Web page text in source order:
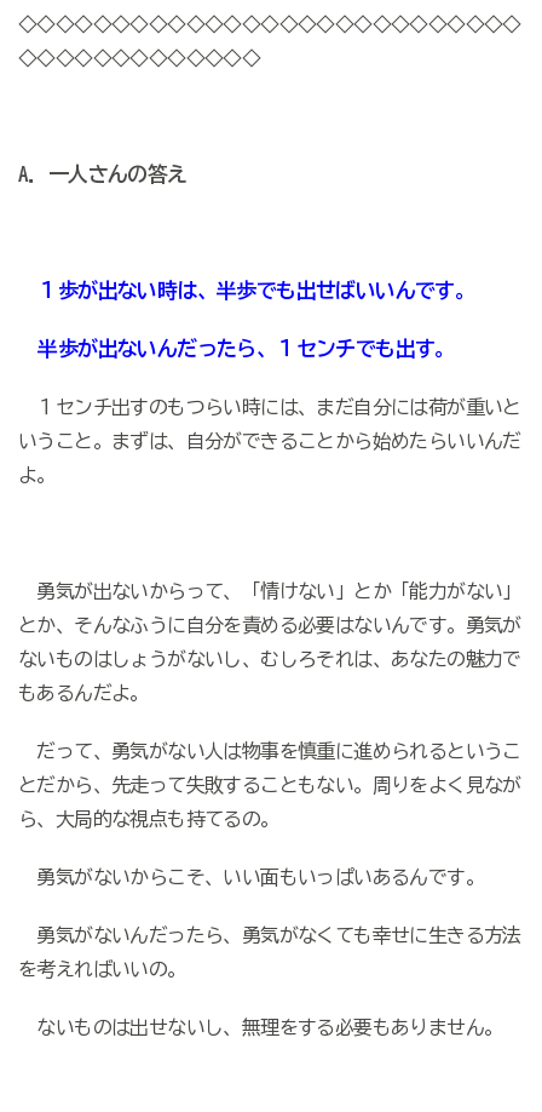
◇◇◇◇◇◇◇◇◇◇◇◇◇◇◇◇◇◇◇◇◇◇◇◇◇◇◇
◇◇◇◇◇◇◇◇◇◇◇◇◇
A．一人さんの答え
１歩が出ない時は、半歩でも出せばいいんです。
半歩が出ないんだったら、１センチでも出す。
１センチ出すのもつらい時には、まだ自分には荷が重いと
いうこと。まずは、自分ができることから始めたらいいんだ
よ。
勇気が出ないからって、「情けない」とか「能力がない」
とか、そんなふうに自分を責める必要はないんです。勇気が
ないものはしょうがないし、むしろそれは、あなたの魅力で
もあるんだよ。
だって、勇気がない人は物事を慎重に進められるというこ
とだから、先走って失敗することもない。周りをよく見なが
ら、大局的な視点も持てるの。
勇気がないからこそ、いい面もいっぱいあるんです。
勇気がないんだったら、勇気がなくても幸せに生きる方法
を考えればいいの。
ないものは出せないし、無理をする必要もありません。